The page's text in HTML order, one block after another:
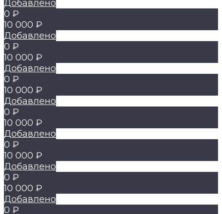
Добавлено
0 ₽
10 000 ₽
Добавлено
0 ₽
10 000 ₽
Добавлено
0 ₽
10 000 ₽
Добавлено
0 ₽
10 000 ₽
Добавлено
0 ₽
10 000 ₽
Добавлено
0 ₽
10 000 ₽
Добавлено
0 ₽